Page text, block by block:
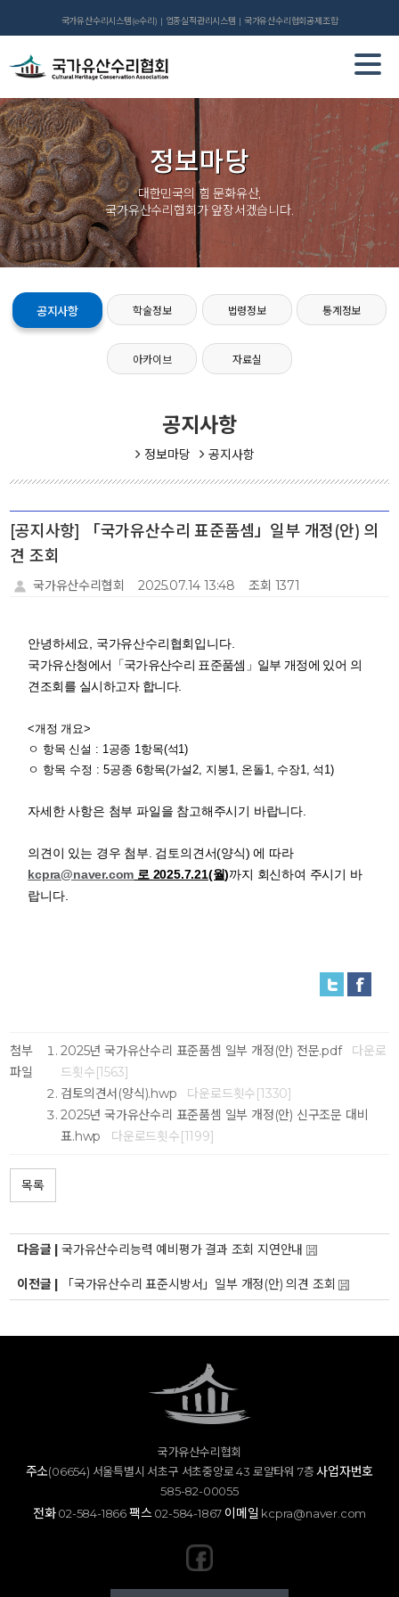
국가유산수리시스템(e수리) 업종실적관리시스템 국가유산수리협회공제조합
정보마당
대한민국의 힘 문화유산,
국가유산수리협회가 앞장서겠습니다.
공지사항 학술정보 법령정보 통계정보
아카이브 자료실
공지사항
정보마당 공지사항
[공지사항] 「국가유산수리 표준품셈」일부 개정(안) 의
견 조회
국가유산수리협회 2025.07.14 13:48 조회 1371
안녕하세요, 국가유산수리협회입니다.
국가유산청에서
「국가유산수리 표준품셈 」일부 개정에 있어 의
견조회를 실시하고자 합니다.
<개정 개요>
ㅇ 항목 신설 : 1공종 1항목(석1)
ㅇ 항목 수정 : 5공종6항목(가설2, 지붕1, 온돌1, 수장1, 석1)
자세한 사항은 첨부 파일을 참고해주시기 바랍니다.
의견이 있는 경우 첨부. 검토의견서(양식) 에 따라
kcpra@naver.com 로 2025.7.21(월)까지 회신하여 주시기 바
랍니다.
첨부
파일
2025년 국가유산수리 표준품셈 일부 개정(안) 전문.pdf
다운로
드횟수[1563]
검토의견서(양식).hwp
다운로드횟수[1330]
2025년 국가유산수리 표준품셈 일부 개정(안) 신구조문 대비
표.hwp
다운로드횟수[1199]
목록
다음글 |국가유산수리능력 예비평가 결과 조회 지연안내
이전글 | 「국가유산수리 표준시방서」일부 개정(안) 의견 조회
국가유산수리협회
주소(06654) 서울특별시 서초구 서초중앙로 43 로얄타워 7층사업자번호
585-82-00055
전화 02-584-1866팩스02-584-1867 이메일 kcpra@naver.com